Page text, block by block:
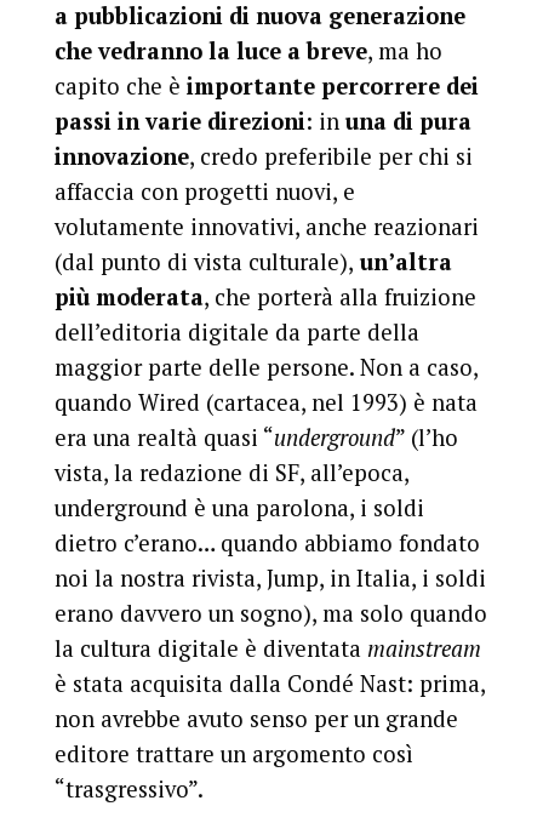
a pubblicazioni di nuova generazione
che vedranno la luce a breve, ma ho
capito che è importante percorrere dei
passi in varie direzioni: in una di pura
innovazione, credo preferibile per chi si
affaccia con progetti nuovi, e
volutamente innovativi, anche reazionari
(dal punto di vista culturale), un’altra
più moderata, che porterà alla fruizione
dell’editoria digitale da parte della
maggior parte delle persone. Non a caso,
quando Wired (cartacea, nel 1993) è nata
era una realtà quasi “underground” (l’ho
vista, la redazione di SF, all’epoca,
underground è una parolona, i soldi
dietro c’erano… quando abbiamo fondato
noi la nostra rivista, Jump, in Italia, i soldi
erano davvero un sogno), ma solo quando
la cultura digitale è diventata mainstream
è stata acquisita dalla Condé Nast: prima,
non avrebbe avuto senso per un grande
editore trattare un argomento così
“trasgressivo”.